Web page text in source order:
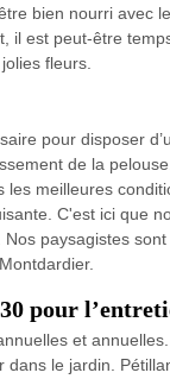
bien nourri avec
il est peut-être
fleurs.
pour disposer
de la
meilleures
C'est ici que
paysagistes
pour
et
le jardin.